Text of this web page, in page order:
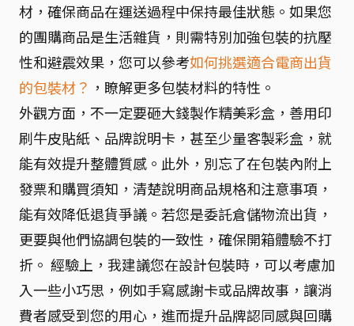
材，確保商品在運送過程中保持最佳狀態。如果您
的團購商品是生活雜貨，則需特別加強包裝的抗壓
性和避震效果，您可以參考如何挑選適合電商出貨
的包裝材？ ，瞭解更多包裝材料的特性。
外觀方面，不一定要砸大錢製作精美彩盒，善用印
刷牛皮貼紙、品牌說明卡，甚至少量客製彩盒，就
能有效提升整體質感。此外，別忘了在包裝內附上
發票和購買須知，清楚說明商品規格和注意事項，
能有效降低退貨爭議。若您是委託倉儲物流出貨，
更要與他們協調包裝的一致性，確保開箱體驗不打
折。 經驗上，我建議您在設計包裝時，可以考慮加
入一些小巧思，例如手寫感謝卡或品牌故事，讓消
費者感受到您的用心，進而提升品牌認同感與回購